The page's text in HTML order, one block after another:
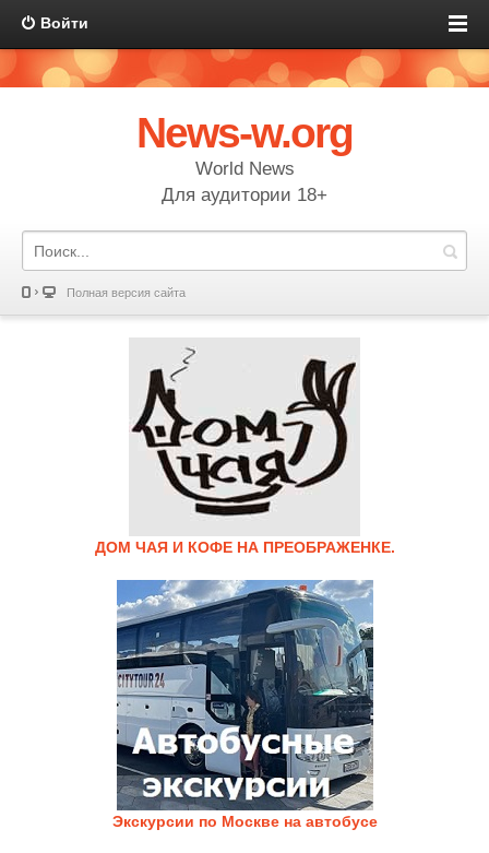
Войти
News-w.org
World News
Для аудитории 18+
Полная версия сайта
ДОМ ЧАЯ И КОФЕ НА ПРЕОБРАЖЕНКЕ.
Экскурсии по Москве на автобусе